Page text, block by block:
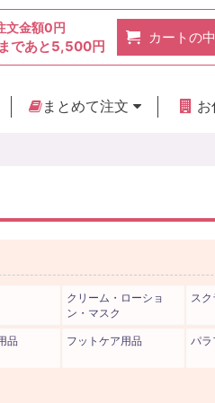
文金額0円
であと5,500円
カートの
まとめて注文
クリーム・ローショ
ン・マスク
ス
品 フットケア用品 パラ